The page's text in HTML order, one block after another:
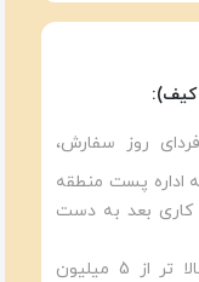
کیف):
روز سفارش،
اداره پست منطقه
سفارشات بین ۲ الی ۶ روز کاری بعد به دست
«توجه داشته باشید برای خرید های بالا تر از 5 میلیون